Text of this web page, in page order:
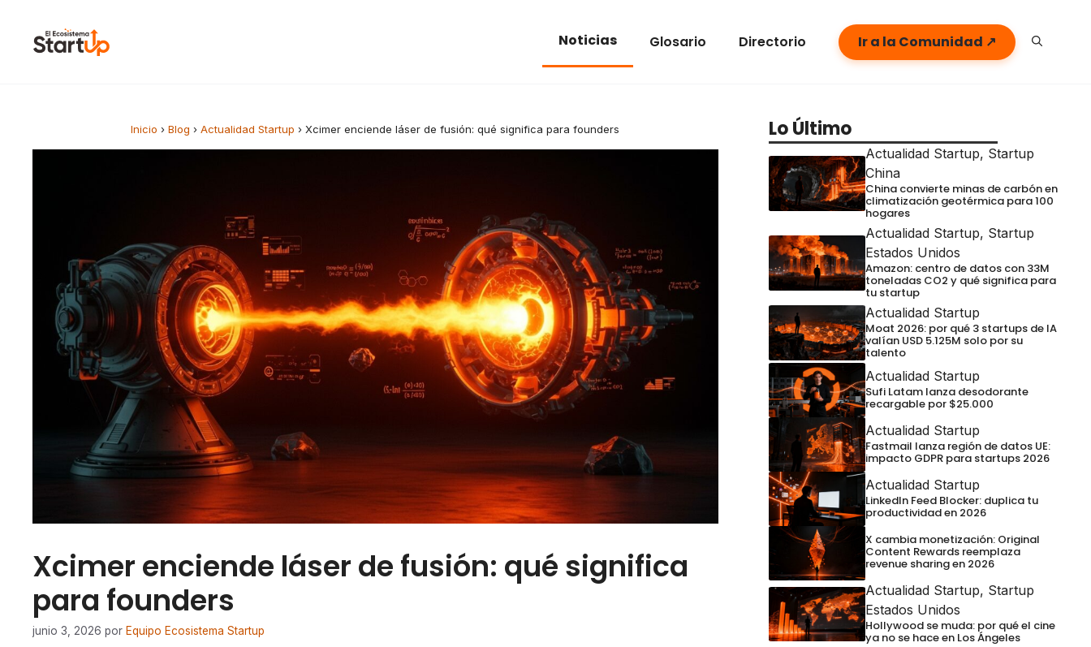
Noticias Glosario Directorio Ir a la Comunidad ↗
Inicio › Blog › Actualidad Startup › Xcimer enciende láser de fusión: qué significa para founders
Xcimer enciende láser de fusión: qué significa
para founders
junio 3, 2026 por Equipo Ecosistema Startup
Lo Último
Actualidad Startup, Startup
China
China convierte minas de carbón en
climatización geotérmica para 100
hogares
Actualidad Startup, Startup
Estados Unidos
Amazon: centro de datos con 33M
toneladas CO2 y qué significa para
tu startup
Actualidad Startup
Moat 2026: por qué 3 startups de IA
valían USD 5.125M solo por su
talento
Actualidad Startup
Sufi Latam lanza desodorante
recargable por $25.000
Actualidad Startup
Fastmail lanza región de datos UE:
impacto GDPR para startups 2026
Actualidad Startup
LinkedIn Feed Blocker: duplica tu
productividad en 2026
X cambia monetización: Original
Content Rewards reemplaza
revenue sharing en 2026
Actualidad Startup, Startup
Estados Unidos
Hollywood se muda: por qué el cine
ya no se hace en Los Ángeles